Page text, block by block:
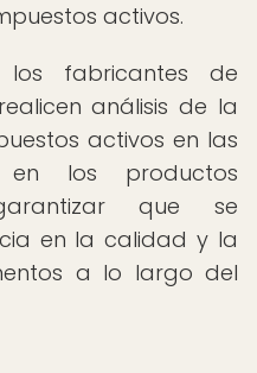
activos.
los fabricantes de
análisis de la
activos en las
los productos
que se
en la calidad y la
a lo largo del